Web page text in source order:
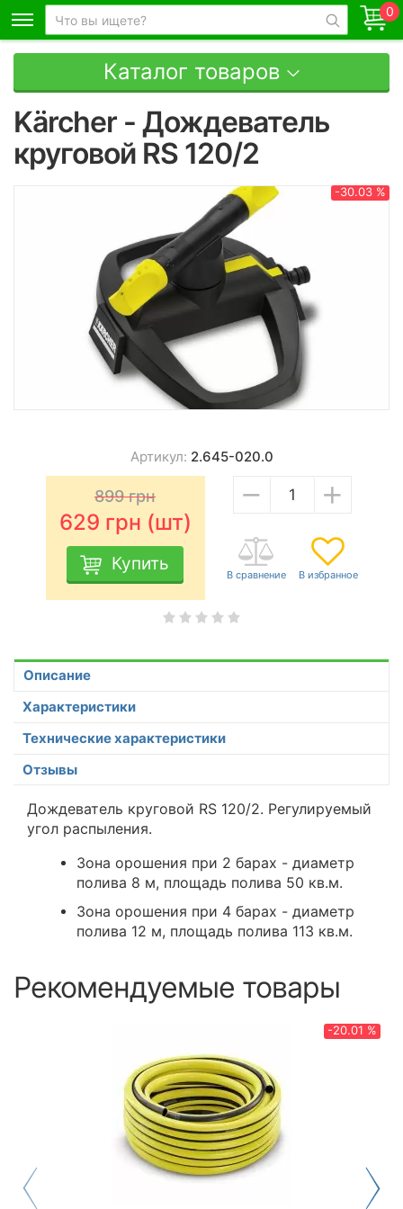
0
Каталог товаров
Kärcher - Дождеватель
круговой RS 120/2
-30.03 %
Артикул: 2.645-020.0
899грн
629 грн (шт)
Купить
− +
Описание
Характеристики
Технические характеристики
Отзывы
Дождеватель круговой RS 120/2. Регулируемый
угол распыления.
Зона орошения при 2 барах - диаметр
полива 8 м, площадь полива 50 кв.м.
Зона орошения при 4 барах - диаметр
полива 12 м, площадь полива 113 кв.м.
Рекомендуемые товары
-20.01 %